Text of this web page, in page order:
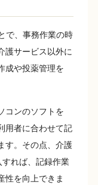
で、事務作業の時
護サービス以外に
成や投薬管理を
コンのソフトを
用者に合わせて記
す。その点、介護
れば、記録作業
性を向上できま